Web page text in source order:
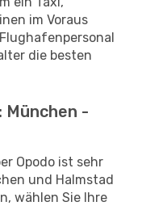
im Voraus
die besten
München -
Opodo ist sehr
und Halmstad
wählen Sie Ihre